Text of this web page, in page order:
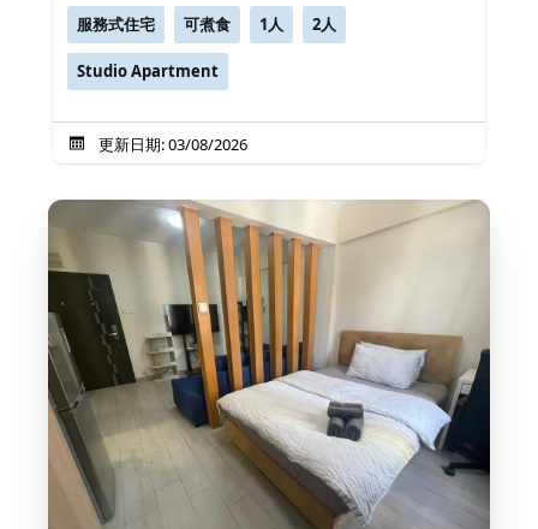
服務式住宅 可煮食 1人 2人
Studio Apartment
更新日期: 03/08/2026